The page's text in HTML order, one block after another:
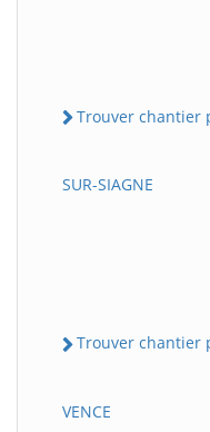
Trouver chantier
SUR-SIAGNE
Trouver chantier
VENCE